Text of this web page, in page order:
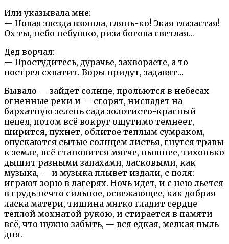
Или указывала мне:
— Новая звезда взошла, глянь-ко! Экая глазастая!
Ох ты, небо небушко, риза богова светлая…
Дед ворчал:
— Простудитесь, дурачье, захвораете, а то
пострел схватит. Воры придут, задавят…
Бывало — зайдет солнце, прольются в небесах
огненные реки и — сгорят, ниспадет на
бархатную зелень сада золотисто-красный
пепел, потом всё вокруг ощутимо темнеет,
ширится, пухнет, облитое теплым сумраком,
опускаются сытые солнцем листья, гнутся травы
к земле, всё становится мягче, пышнее, тихонько
дышит разными запахами, ласковыми, как
музыка, — и музыка плывет издали, с поля:
играют зорю в лагерях. Ночь идет, и с нею льется
в грудь нечто сильное, освежающее, как добрая
ласка матери, тишина мягко гладит сердце
теплой мохнатой рукою, и стирается в памяти
всё, что нужно забыть, — вся едкая, мелкая пыль
дня.